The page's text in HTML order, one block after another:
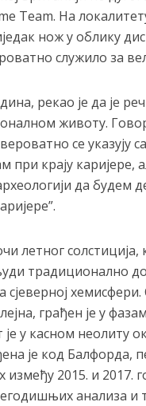
Теаm. На
нож у облику
служило за
рекао је да је
животу.
се указују
при крају каријере,
да будем
летног солстиција,
традиционално
сјеверној
грађен је у
у касном неолиту
је код Балфорда,
2015. и 2017.
анализа и